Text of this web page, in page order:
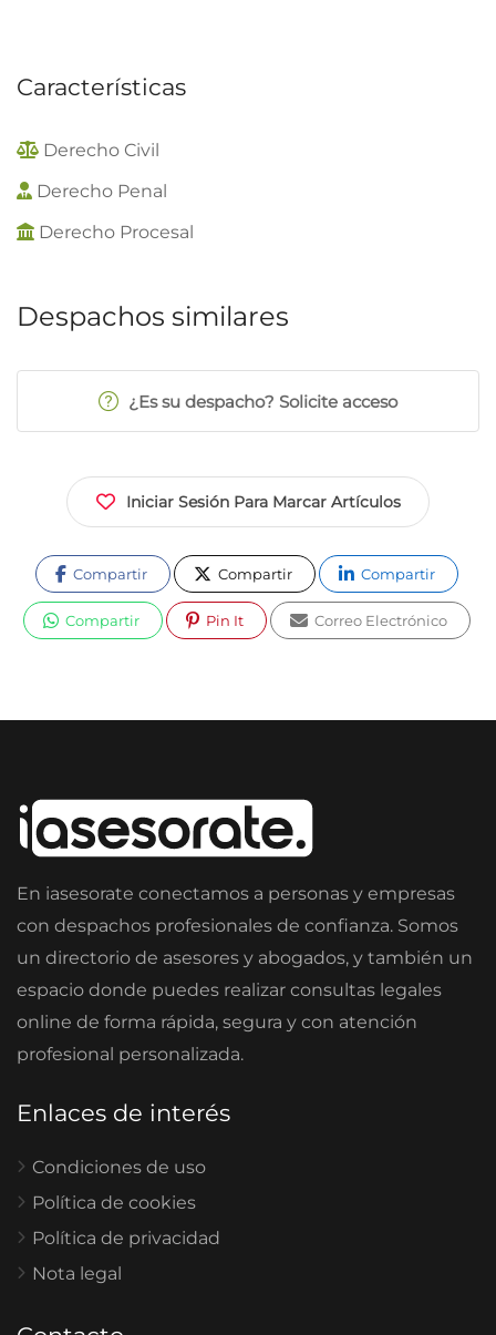
Características
Derecho Civil
Derecho Penal
Derecho Procesal
Despachos similares
¿Es su despacho? Solicite acceso
Iniciar Sesión Para Marcar Artículos
Compartir Compartir Compartir
Compartir Pin It Correo Electrónico
En iasesorate conectamos a personas y empresas
con despachos profesionales de confianza. Somos
un directorio de asesores y abogados, y también un
espacio donde puedes realizar consultas legales
online de forma rápida, segura y con atención
profesional personalizada.
Enlaces de interés
Condiciones de uso
Política de cookies
Política de privacidad
Nota legal